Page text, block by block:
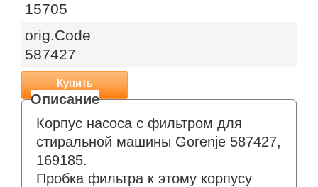
15705
orig.Code
587427
Купить
Корпус насоса с фильтром для
стиральной машины Gorenje 587427,
169185.
Пробка фильтра к этому корпусу